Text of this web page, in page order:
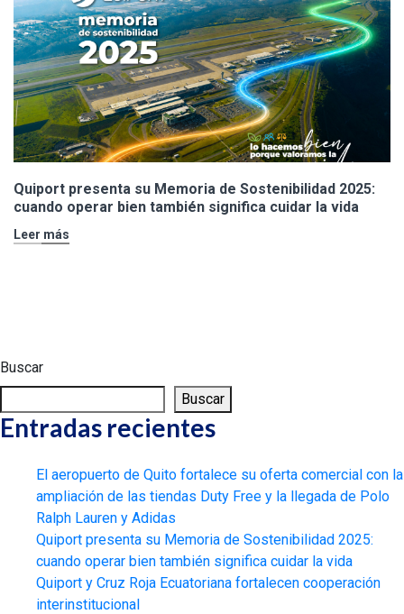
Quiport presenta su Memoria de Sostenibilidad 2025:
cuando operar bien también significa cuidar la vida
Leer más
Buscar
Buscar
Entradas recientes
El aeropuerto de Quito fortalece su oferta comercial con la
ampliación de las tiendas Duty Free y la llegada de Polo
Ralph Lauren y Adidas
Quiport presenta su Memoria de Sostenibilidad 2025:
cuando operar bien también significa cuidar la vida
Quiport y Cruz Roja Ecuatoriana fortalecen cooperación
interinstitucional